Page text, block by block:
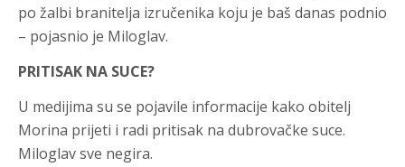
po žalbi branitelja izručenika koju je baš danas podnio
– pojasnio je Miloglav.
PRITISAK NA SUCE?
U medijima su se pojavile informacije kako obitelj
Morina prijeti i radi pritisak na dubrovačke suce.
Miloglav sve negira.